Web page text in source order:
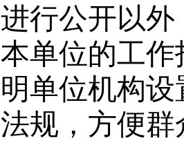
进行公开以
本单位的工
明单位机构
法规，方便